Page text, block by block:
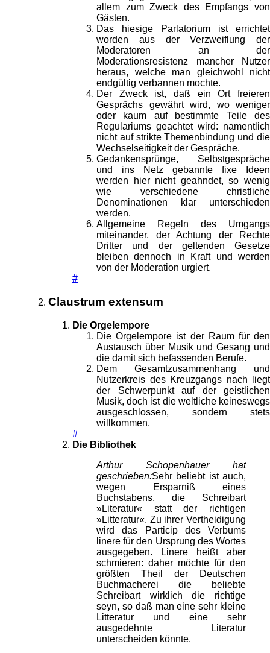
allem zum Zweck des Empfangs von
Gästen.
Das hiesige Parlatorium ist errichtet
worden aus der Verzweiflung der
Moderatoren an der
Moderationsresistenz mancher Nutzer
heraus, welche man gleichwohl nicht
endgültig verbannen mochte.
Der Zweck ist, daß ein Ort freieren
Gesprächs gewährt wird, wo weniger
oder kaum auf bestimmte Teile des
Regulariums geachtet wird: namentlich
nicht auf strikte Themenbindung und die
Wechselseitigkeit der Gespräche.
Gedankensprünge, Selbstgespräche
und ins Netz gebannte fixe Ideen
werden hier nicht geahndet, so wenig
wie verschiedene christliche
Denominationen klar unterschieden
werden.
Allgemeine Regeln des Umgangs
miteinander, der Achtung der Rechte
Dritter und der geltenden Gesetze
bleiben dennoch in Kraft und werden
von der Moderation urgiert.
#
Claustrum extensum
Die Orgelempore
Die Orgelempore ist der Raum für den
Austausch über Musik und Gesang und
die damit sich befassenden Berufe.
Dem Gesamtzusammenhang und
Nutzerkreis des Kreuzgangs nach liegt
der Schwerpunkt auf der geistlichen
Musik, doch ist die weltliche keineswegs
ausgeschlossen, sondern stets
willkommen.
#
Die Bibliothek
Arthur Schopenhauer hat
geschrieben:Sehr beliebt ist auch,
wegen Ersparniß eines
Buchstabens, die Schreibart
»Literatur« statt der richtigen
»Litteratur«. Zu ihrer Vertheidigung
wird das Particip des Verbums
linere für den Ursprung des Wortes
ausgegeben. Linere heißt aber
schmieren: daher möchte für den
größten Theil der Deutschen
Buchmacherei die beliebte
Schreibart wirklich die richtige
seyn, so daß man eine sehr kleine
Litteratur und eine sehr
ausgedehnte Literatur
unterscheiden könnte.